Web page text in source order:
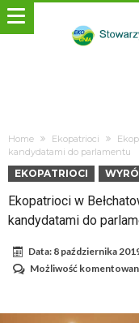
Home Ekopatrioci
kandydatami do parlamentu
EKOPATRIOCI
Ekopatrioci w
kandydatami do
Data: 8 października
Możliwość